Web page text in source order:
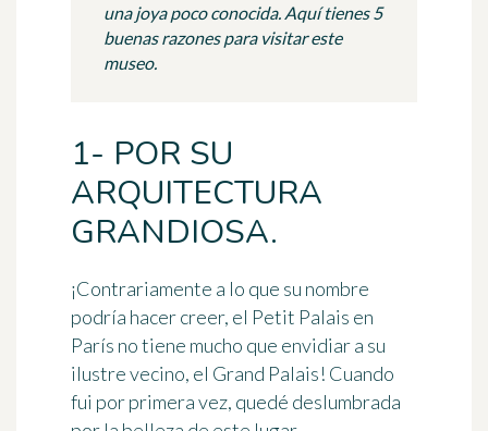
una joya poco conocida. Aquí tienes 5
buenas razones para visitar este
museo.
1- POR SU
ARQUITECTURA
GRANDIOSA.
¡Contrariamente a lo que su nombre
podría hacer creer, el Petit Palais en
París no tiene mucho que envidiar a su
ilustre vecino, el Grand Palais! Cuando
fui por primera vez, quedé deslumbrada